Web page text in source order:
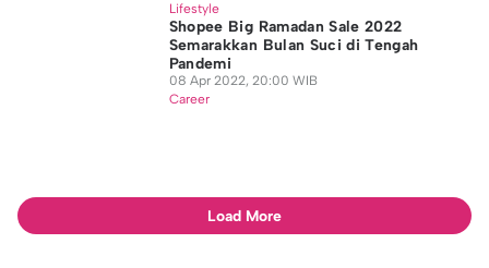
Lifestyle
Shopee Big Ramadan Sale 2022
Semarakkan Bulan Suci di Tengah
Pandemi
08 Apr 2022, 20:00 WIB
Career
Load More